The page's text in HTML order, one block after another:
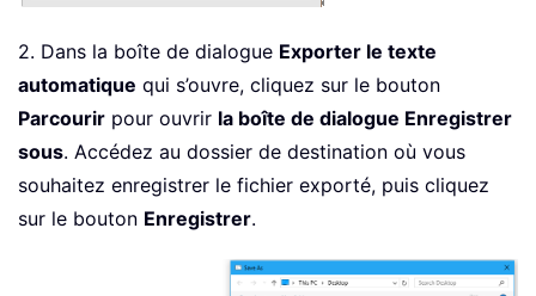
2. Dans la boîte de dialogue Exporter le texte
automatique qui s’ouvre, cliquez sur le bouton
Parcourir pour ouvrir la boîte de dialogue Enregistrer
sous. Accédez au dossier de destination où vous
souhaitez enregistrer le fichier exporté, puis cliquez
sur le bouton Enregistrer.